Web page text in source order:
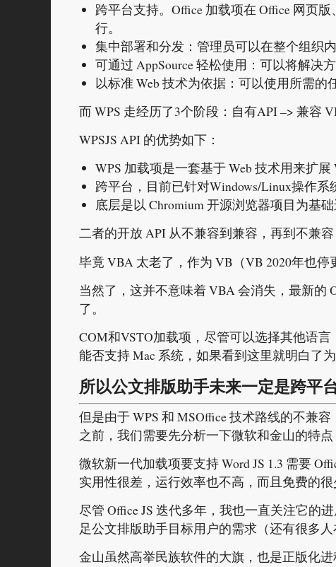
跨平台支持。Office 加载项在 Office 网页版
行。
集中部署和分发：管理员可以在整个组织内
可通过 AppSource 轻松使用：可以将解决
以标准 Web 技术为依据：可以使用所需的
而 WPS 走经历了3个阶段：自有API –> 兼容
WPSJS API 的优势如下：
WPS 加载项是一套基于 Web 技术用来扩展
跨平台，目前已针对Windows/Linux操作系
底层是以 Chromium 开源浏览器项目为基础
二者的开放 API 从不兼容到兼容，再到不兼容
毕竟 VBA 太老了，作为 VB（VB 2020年也停
当然了，这并不意味着 VBA 会消失，最新的
了。
COM和VSTO加载项，尽管可以选择其他语
能否支持 Mac 系统，如果看到这里就明白了为
所以公文排版助手未来一定是跨平
但是由于 WPS 和 MSOffice 技术路线的不兼
之前，我们需要先分析一下微软和金山的特点
微软新一代加载项要支持 Word JS 1.3 需要
实用性很差，运行效率也不高，而且免费的
尽管 Office JS 迭代多年，我也一直关注它的
足公文排版助手目标用户的需求（还有很多人
金山虽然高举民族软件的大旗，也是正版化